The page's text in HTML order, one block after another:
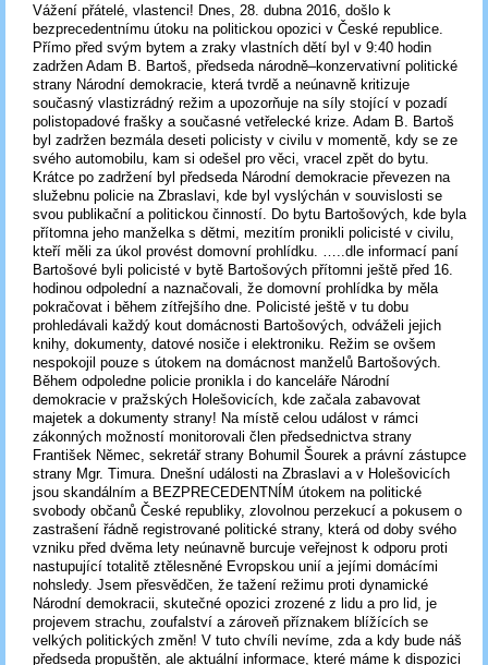
Vážení přátelé, vlastenci! Dnes, 28. dubna 2016, došlo k
bezprecedentnímu útoku na politickou opozici v České republice.
Přímo před svým bytem a zraky vlastních dětí byl v 9:40 hodin
zadržen Adam B. Bartoš, předseda národně–konzervativní politické
strany Národní demokracie, která tvrdě a neúnavně kritizuje
současný vlastizrádný režim a upozorňuje na síly stojící v pozadí
polistopadové frašky a současné vetřelecké krize. Adam B. Bartoš
byl zadržen bezmála deseti policisty v civilu v momentě, kdy se ze
svého automobilu, kam si odešel pro věci, vracel zpět do bytu.
Krátce po zadržení byl předseda Národní demokracie převezen na
služebnu policie na Zbraslavi, kde byl vyslýchán v souvislosti se
svou publikační a politickou činností. Do bytu Bartošových, kde byla
přítomna jeho manželka s dětmi, mezitím pronikli policisté v civilu,
kteří měli za úkol provést domovní prohlídku. …..dle informací paní
Bartošové byli policisté v bytě Bartošových přítomni ještě před 16.
hodinou odpolední a naznačovali, že domovní prohlídka by měla
pokračovat i během zítřejšího dne. Policisté ještě v tu dobu
prohledávali každý kout domácnosti Bartošových, odváželi jejich
knihy, dokumenty, datové nosiče i elektroniku. Režim se ovšem
nespokojil pouze s útokem na domácnost manželů Bartošových.
Během odpoledne policie pronikla i do kanceláře Národní
demokracie v pražských Holešovicích, kde začala zabavovat
majetek a dokumenty strany! Na místě celou událost v rámci
zákonných možností monitorovali člen předsednictva strany
František Němec, sekretář strany Bohumil Šourek a právní zástupce
strany Mgr. Timura. Dnešní události na Zbraslavi a v Holešovicích
jsou skandálním a BEZPRECEDENTNÍM útokem na politické
svobody občanů České republiky, zlovolnou perzekucí a pokusem o
zastrašení řádně registrované politické strany, která od doby svého
vzniku před dvěma lety neúnavně burcuje veřejnost k odporu proti
nastupující totalitě ztělesněné Evropskou unií a jejími domácími
nohsledy. Jsem přesvědčen, že tažení režimu proti dynamické
Národní demokracii, skutečné opozici zrozené z lidu a pro lid, je
projevem strachu, zoufalství a zároveň příznakem blížících se
velkých politických změn! V tuto chvíli nevíme, zda a kdy bude náš
předseda propuštěn, ale aktuální informace, které máme k dispozici